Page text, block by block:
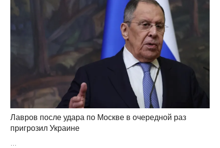
Лавров после удара по Москве в очередной раз
пригрозил Украине
…